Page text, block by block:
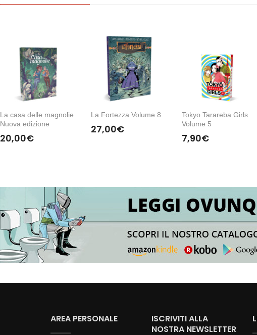
La casa delle magnolie
Nuova edizione
20,00€
La Fortezza Volume 8
27,00€
Tokyo Tarareba Girls
Volume 5
7,90€
AREA PERSONALE
ISCRIVITI ALLA
NOSTRA NEWSLETTER